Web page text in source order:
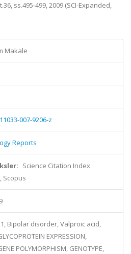
ss.495-499, 2009 (SCI-Expanded,
Makale
007-9206-z
Reports
Science Citation Index
Scopus
Bipolar disorder, Valproic acid,
EXPRESSION,
POLYMORPHISM, GENOTYPE,